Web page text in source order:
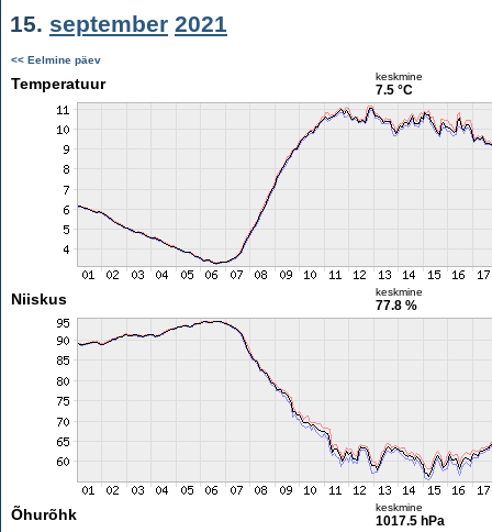
15. september 2021
<< Eelmine päev
Temperatuur keskmine
7.5 °C
Niiskus keskmine
77.8 %
Õhurõhk keskmine
1017.5 hPa